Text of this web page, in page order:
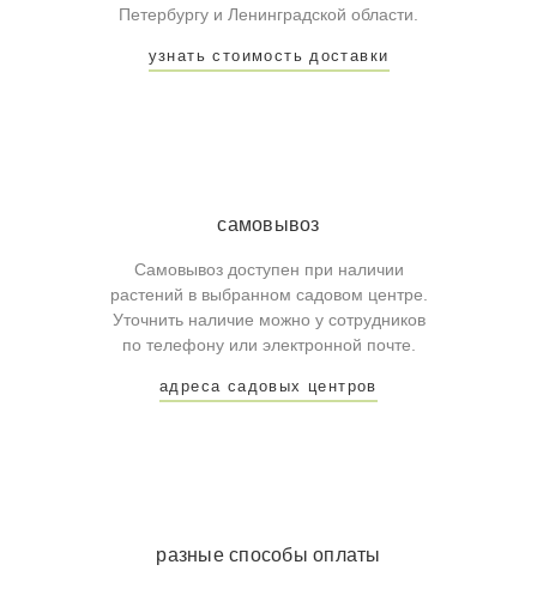
Петербургу и Ленинградской области.
узнать стоимость доставки
самовывоз
Самовывоз доступен при наличии
растений в выбранном садовом центре.
Уточнить наличие можно у сотрудников
по телефону или электронной почте.
адреса садовых центров
разные способы оплаты